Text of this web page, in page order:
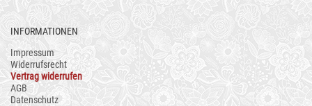
INFORMATIONEN
Impressum
Widerrufsrecht
Vertrag widerrufen
AGB
Datenschutz